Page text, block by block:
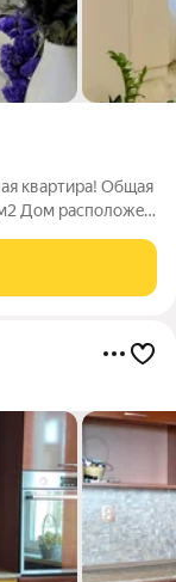
квартирa! Общая
Дом pacполoжeн
и